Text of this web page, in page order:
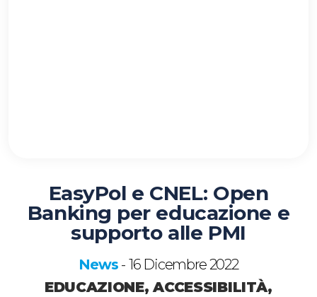
EasyPol e CNEL: Open
Banking per educazione e
supporto alle PMI
News - 16 Dicembre 2022
EDUCAZIONE, ACCESSIBILITÀ,